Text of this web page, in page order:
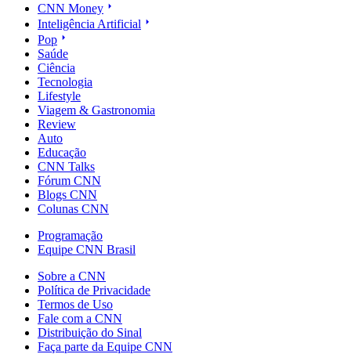
CNN Money
Inteligência Artificial
Pop
Saúde
Ciência
Tecnologia
Lifestyle
Viagem & Gastronomia
Review
Auto
Educação
CNN Talks
Fórum CNN
Blogs CNN
Colunas CNN
Programação
Equipe CNN Brasil
Sobre a CNN
Política de Privacidade
Termos de Uso
Fale com a CNN
Distribuição do Sinal
Faça parte da Equipe CNN